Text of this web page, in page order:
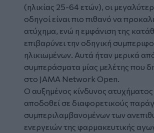
(ηλικίας 25-64 ετών), οι
οδηγοί είναι πιο πιθανό να
ατύχημα, ενώ η εμφάνιση της
επιβαρύνει την οδηγική
ηλικιωμένων. Αυτά ήταν μερικά
συμπεράσματα μίας μελέτης που
στο JAMA Network Open.
Ο αυξημένος κίνδυνος ατυχήματος
αποδοθεί σε διαφορετικούς
συμπεριλαμβανομένων των
ενεργειών της φαρμακευτικής